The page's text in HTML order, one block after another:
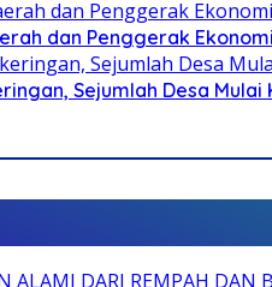
dan Penggerak
Sejumlah Desa Mulai